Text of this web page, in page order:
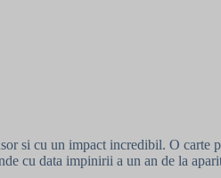
si cu un impact incredibil. O carte
cu data impinirii a un an de la